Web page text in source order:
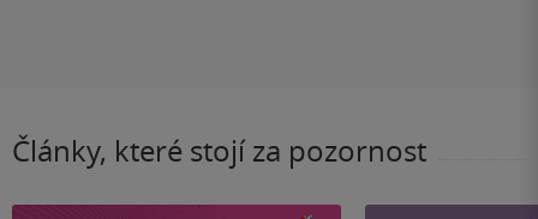
Články, které stojí za pozornost